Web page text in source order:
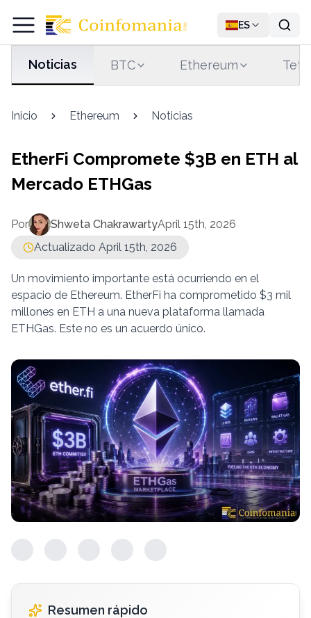
ES
Noticias BTC Ethereum
Inicio Ethereum Noticias
EtherFi Compromete $3B en ETH al
Mercado ETHGas
Por Shweta ChakrawartyApril 15th, 2026
Actualizado April 15th, 2026
Un movimiento importante está ocurriendo en el
espacio de Ethereum. EtherFi ha comprometido $3 mil
millones en ETH a una nueva plataforma llamada
ETHGas. Este no es un acuerdo único.
Resumen rápido